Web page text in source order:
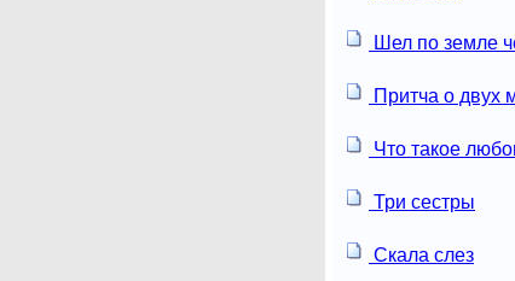
Шел по земле
Притча о двух
Что такое
Три сестры
Скала слез